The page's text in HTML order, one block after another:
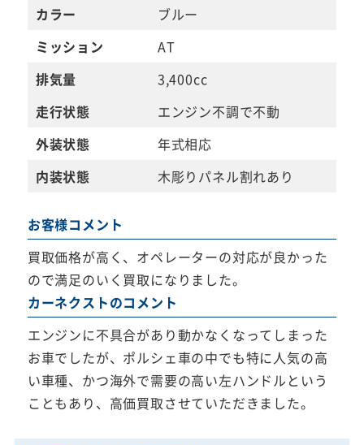
カラー
ブルー
ミッション
AT
排気量
3,400cc
走行状態
エンジン不調で不動
外装状態
年式相応
内装状態
木彫りパネル割れあり
お客様コメント
買取価格が高く、オペレーターの対応が良かった
ので満足のいく買取になりました。
カーネクストのコメント
エンジンに不具合があり動かなくなってしまった
お車でしたが、ポルシェ車の中でも特に人気の高
い車種、かつ海外で需要の高い左ハンドルという
こともあり、高価買取させていただきました。